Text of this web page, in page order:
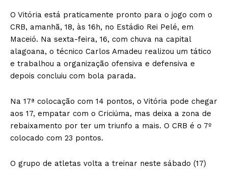
O Vitória está praticamente pronto para o jogo com o
CRB, amanhã, 18, às 16h, no Estádio Rei Pelé, em
Maceió. Na sexta-feira, 16, com chuva na capital
alagoana, o técnico Carlos Amadeu realizou um tático
e trabalhou a organização ofensiva e defensiva e
depois concluiu com bola parada.
Na 17ª colocação com 14 pontos, o Vitória pode chegar
aos 17, empatar com o Criciúma, mas deixa a zona de
rebaixamento por ter um triunfo a mais. O CRB é o 7º
colocado com 23 pontos.
O grupo de atletas volta a treinar neste sábado (17)